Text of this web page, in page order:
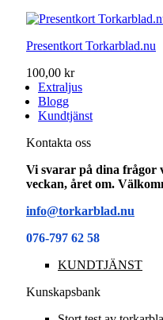
Presentkort Torkarblad.nu
100,00 kr
Extraljus
Blogg
Kundtjänst
Kontakta oss
Vi svarar på dina frågor
veckan, året om.
info@torkarblad.nu
076-797 62 58
KUNDTJÄNST
Kunskapsbank